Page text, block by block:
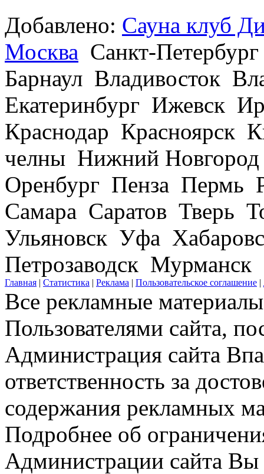
Добавлено: Сауна клуб
Москва Санкт-
Барнаул Владивосток
Екатеринбург Ижевск
Краснодар Красноярск
челны Нижний
Оренбург Пенза Пермь
Самара Саратов Тверь
Ульяновск Уфа
Петрозаводск Мурманск
Главная | Статистика | Реклама | Пользовательское соглашение |
Все рекламные
Пользователями сайта,
Администрация сайта
ответственность за
содержания рекламных
Подробнее об
Администрации сайта Вы